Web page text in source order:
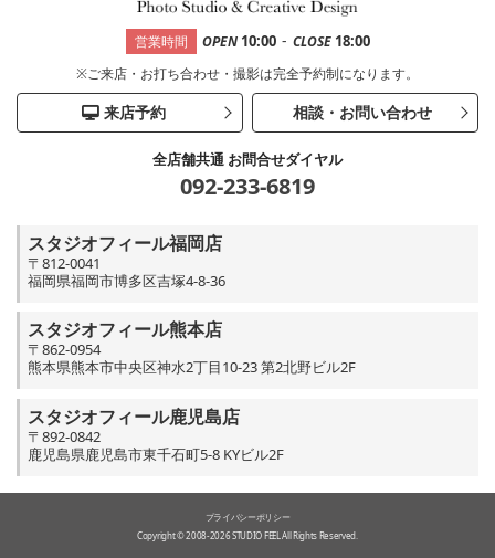
営業時間 OPEN 10:00 - CLOSE 18:00
※ご来店・お打ち合わせ・撮影は完全予約制になります。
来店予約 相談・お問い合わせ
全店舗共通 お問合せダイヤル
092-233-6819
スタジオフィール福岡店
〒812-0041
福岡県福岡市博多区吉塚4-8-36
スタジオフィール熊本店
〒862-0954
熊本県熊本市中央区神水2丁目10-23 第2北野ビル2F
スタジオフィール鹿児島店
〒892-0842
鹿児島県鹿児島市東千石町5-8 KYビル2F
プライバシーポリシー
Copyright © 2008-2026 STUDIO FEEL All Rights Reserved.